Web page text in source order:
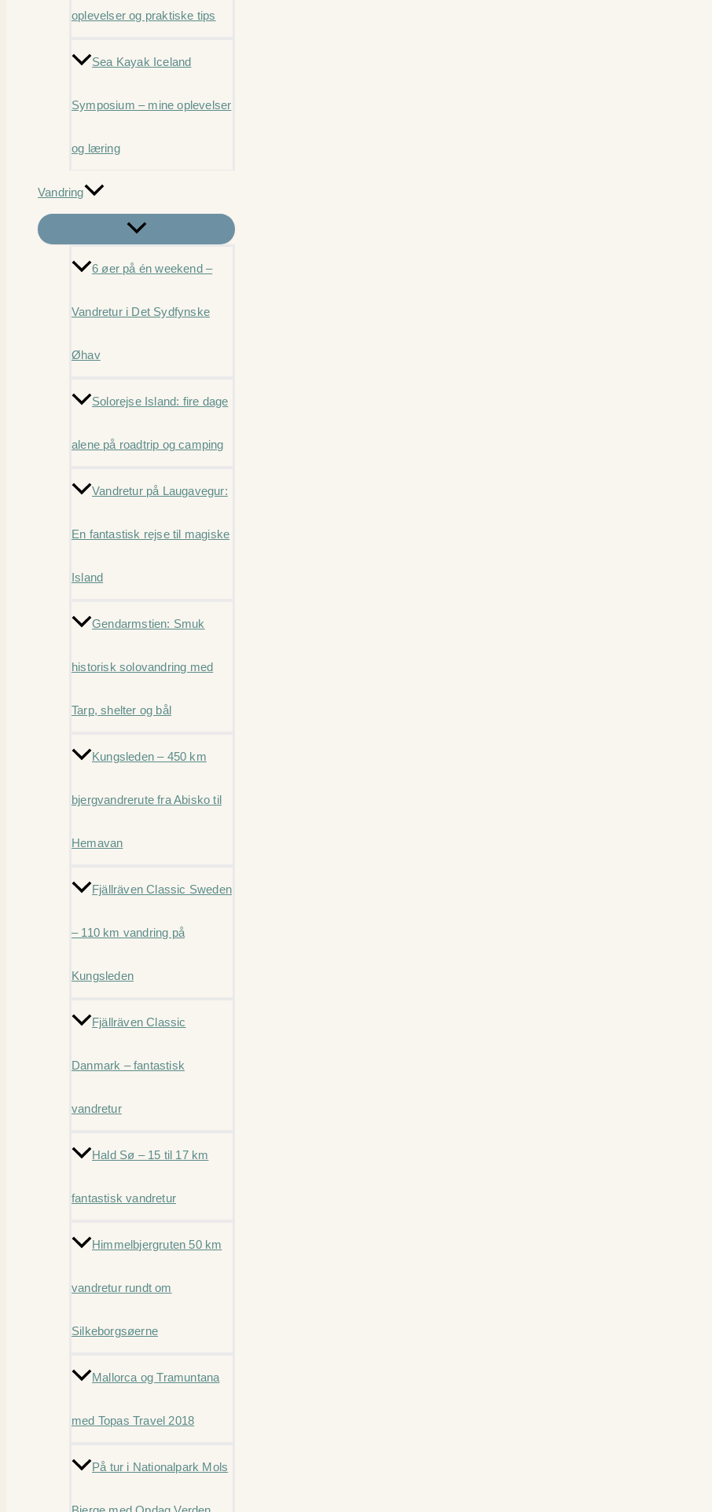
oplevelser og praktiske tips
Sea Kayak Iceland
Symposium – mine oplevelser
og læring
Vandring
6 øer på én weekend –
Vandretur i Det Sydfynske
Øhav
Solorejse Island: fire dage
alene på roadtrip og camping
Vandretur på Laugavegur:
En fantastisk rejse til magiske
Island
Gendarmstien: Smuk
historisk solovandring med
Tarp, shelter og bål
Kungsleden – 450 km
bjergvandrerute fra Abisko til
Hemavan
Fjällräven Classic Sweden
– 110 km vandring på
Kungsleden
Fjällräven Classic
Danmark – fantastisk
vandretur
Hald Sø – 15 til 17 km
fantastisk vandretur
Himmelbjergruten 50 km
vandretur rundt om
Silkeborgsøerne
Mallorca og Tramuntana
med Topas Travel 2018
På tur i Nationalpark Mols